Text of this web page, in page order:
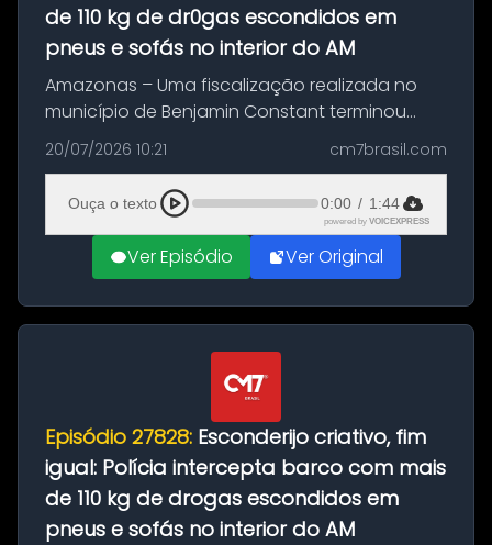
de 110 kg de dr0gas escondidos em
pneus e sofás no interior do AM
Amazonas – Uma fiscalização realizada no
município de Benjamin Constant terminou
com a apreensão de aproximadamente 115
quilos de entorpecentes em uma
embarcação atracada no porto da cidade. O
materia...
20/07/2026 10:21 cm7brasil.com
Ouça o texto 0:00 / 1:44
powered by VOICEXPRESS
Ver Episódio Ver Original
Episódio 27828: Esconderijo criativo, fim
igual: Polícia intercepta barco com mais
de 110 kg de drogas escondidos em
pneus e sofás no interior do AM